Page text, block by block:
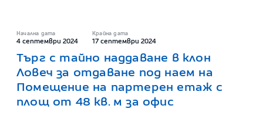
Начална дата
4 септември 2024
Крайна дата
17 септември 2024
Търг с тайно наддаване в клон
Ловеч за отдаване под наем на
Помещение на партерен етаж с
площ от 48 кв. м за офис